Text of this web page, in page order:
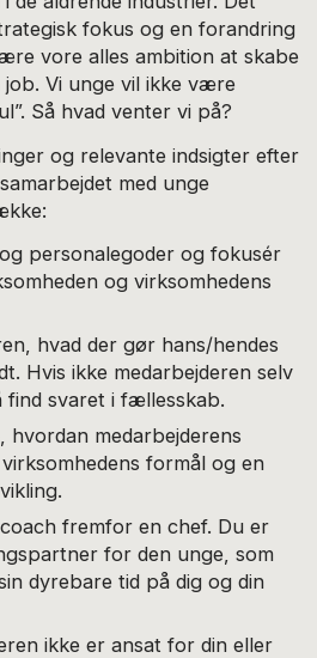
fokus og en forandring
vore alles ambition at skabe
Vi unge vil ikke være
Så hvad venter vi på?
og relevante indsigter efter
med unge
personalegoder og fokusér
og virksomhedens
hvad der gør hans/hendes
Hvis ikke medarbejderen selv
find svaret i fællesskab.
hvordan medarbejderens
formål og en
fremfor en chef. Du er
for den unge, som
dyrebare tid på dig og din
ikke er ansat for din eller